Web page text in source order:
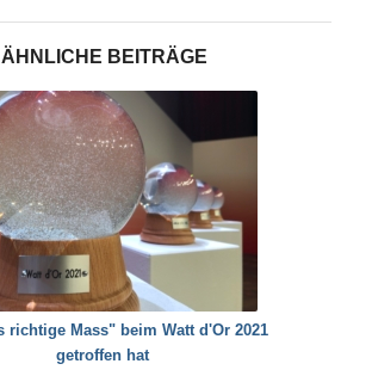
ÄHNLICHE BEITRÄGE
richtige Mass" beim Watt d'Or 2021
getroffen hat